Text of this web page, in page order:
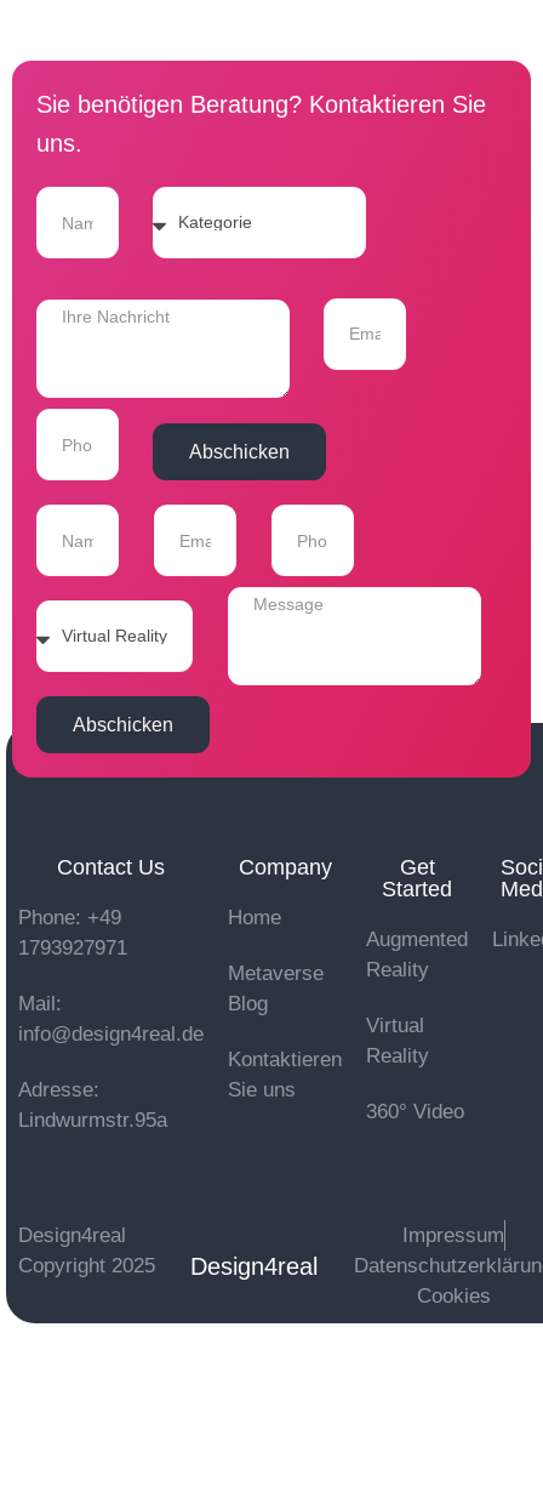
Sie benötigen Beratung? Kontaktieren Sie
uns.
Abschicken
Abschicken
Contact Us
Phone: +49
1793927971
Mail:
info@design4real.de
Adresse:
Lindwurmstr.95a
Company
Home
Metaverse
Blog
Kontaktieren
Sie uns
Get
Started
Augmented
Reality
Virtual
Reality
360° Video
Design4real
Copyright 2025
Design4real
Impressum
Cookies